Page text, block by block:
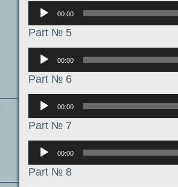
Аудиоплеер
00:00
Part № 5
Аудиоплеер
00:00
Part № 6
Аудиоплеер
00:00
Part № 7
Аудиоплеер
00:00
Part № 8